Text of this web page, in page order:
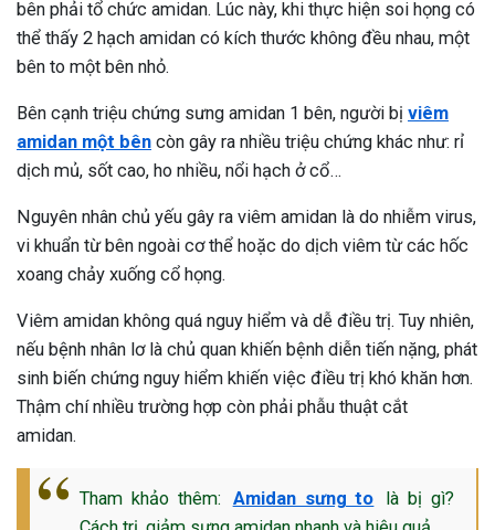
sau sinh là tình trạng viêm da
phổ biến, khiến đôi bàn tay,
bên phải tổ chức amidan. Lúc này, khi thực hiện soi họng có
thể thấy 2 hạch amidan có kích thước không đều nhau, một
bên to một bên nhỏ.
Bên cạnh triệu chứng sưng amidan 1 bên, người bị viêm
amidan một bên còn gây ra nhiều triệu chứng khác như: rỉ
dịch mủ, sốt cao, ho nhiều, nổi hạch ở cổ…
Nguyên nhân chủ yếu gây ra viêm amidan là do nhiễm virus,
vi khuẩn từ bên ngoài cơ thể hoặc do dịch viêm từ các hốc
xoang chảy xuống cổ họng.
Viêm amidan không quá nguy hiểm và dễ điều trị. Tuy nhiên,
nếu bệnh nhân lơ là chủ quan khiến bệnh diễn tiến nặng, phát
sinh biến chứng nguy hiểm khiến việc điều trị khó khăn hơn.
Thậm chí nhiều trường hợp còn phải phẫu thuật cắt
amidan.
Tham khảo thêm: Amidan sưng to
là bị gì?